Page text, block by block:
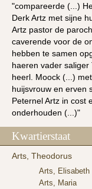
"compareerde (...)
Derk Artz met sijne
Artz pastor de
caverende voor de
hebben te samen
haeren vader
heerl. Moock (...)
huijsvrouw en erven
Peternel Artz in cost
onderhouden (...)"
Kwartierstaat
Arts, Theodorus
Arts, Elisabeth
Arts, Maria